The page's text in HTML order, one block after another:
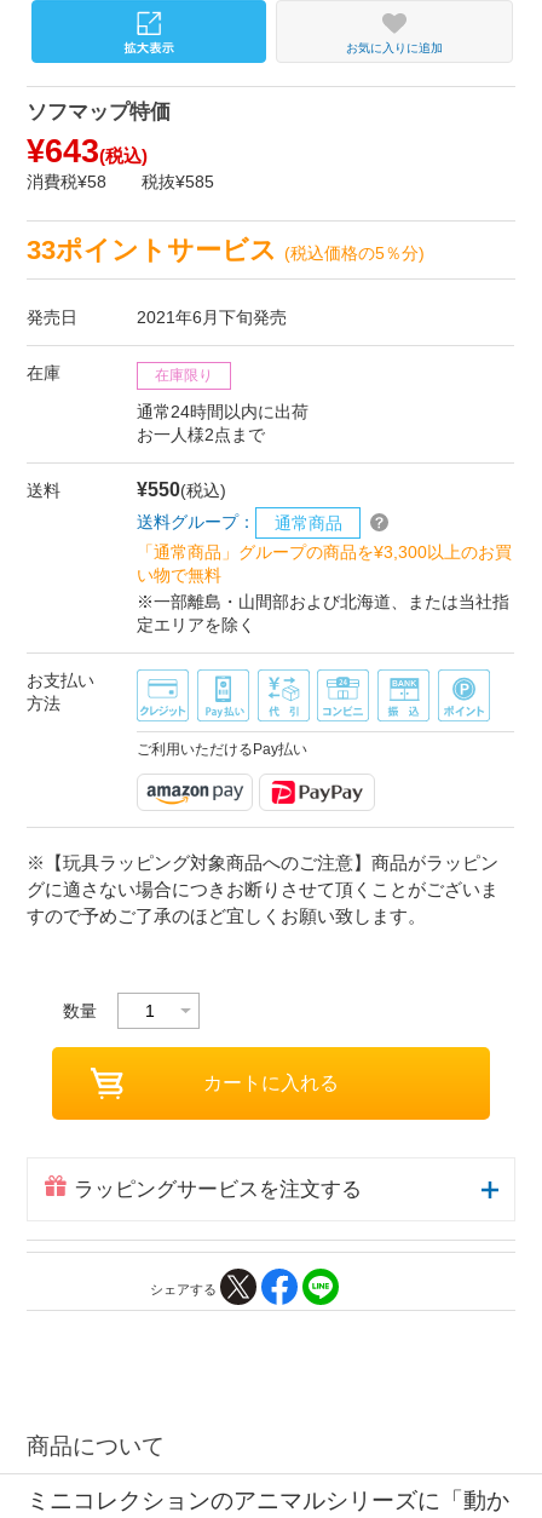
お気に入りに追加
ソフマップ特価
¥643(税込)
消費税¥58 税抜¥585
33ポイントサービス(税込価格の5％分)
発売日 2021年6月下旬発売
在庫 在庫限り
通常24時間以内に出荷
お一人様2点まで
送料 ¥550(税込)
送料グループ：
通常商品
「通常商品」グループの商品を¥3,300以上のお買
い物で無料
※一部離島・山間部および北海道、または当社指
定エリアを除く
お支払い
方法
ご利用いただけるPay払い
※【玩具ラッピング対象商品へのご注意】商品がラッピン
グに適さない場合につきお断りさせて頂くことがございま
すので予めご了承のほど宜しくお願い致します。
数量
ラッピングサービスを注文する
シェアする
商品について
ミニコレクションのアニマルシリーズに「動か